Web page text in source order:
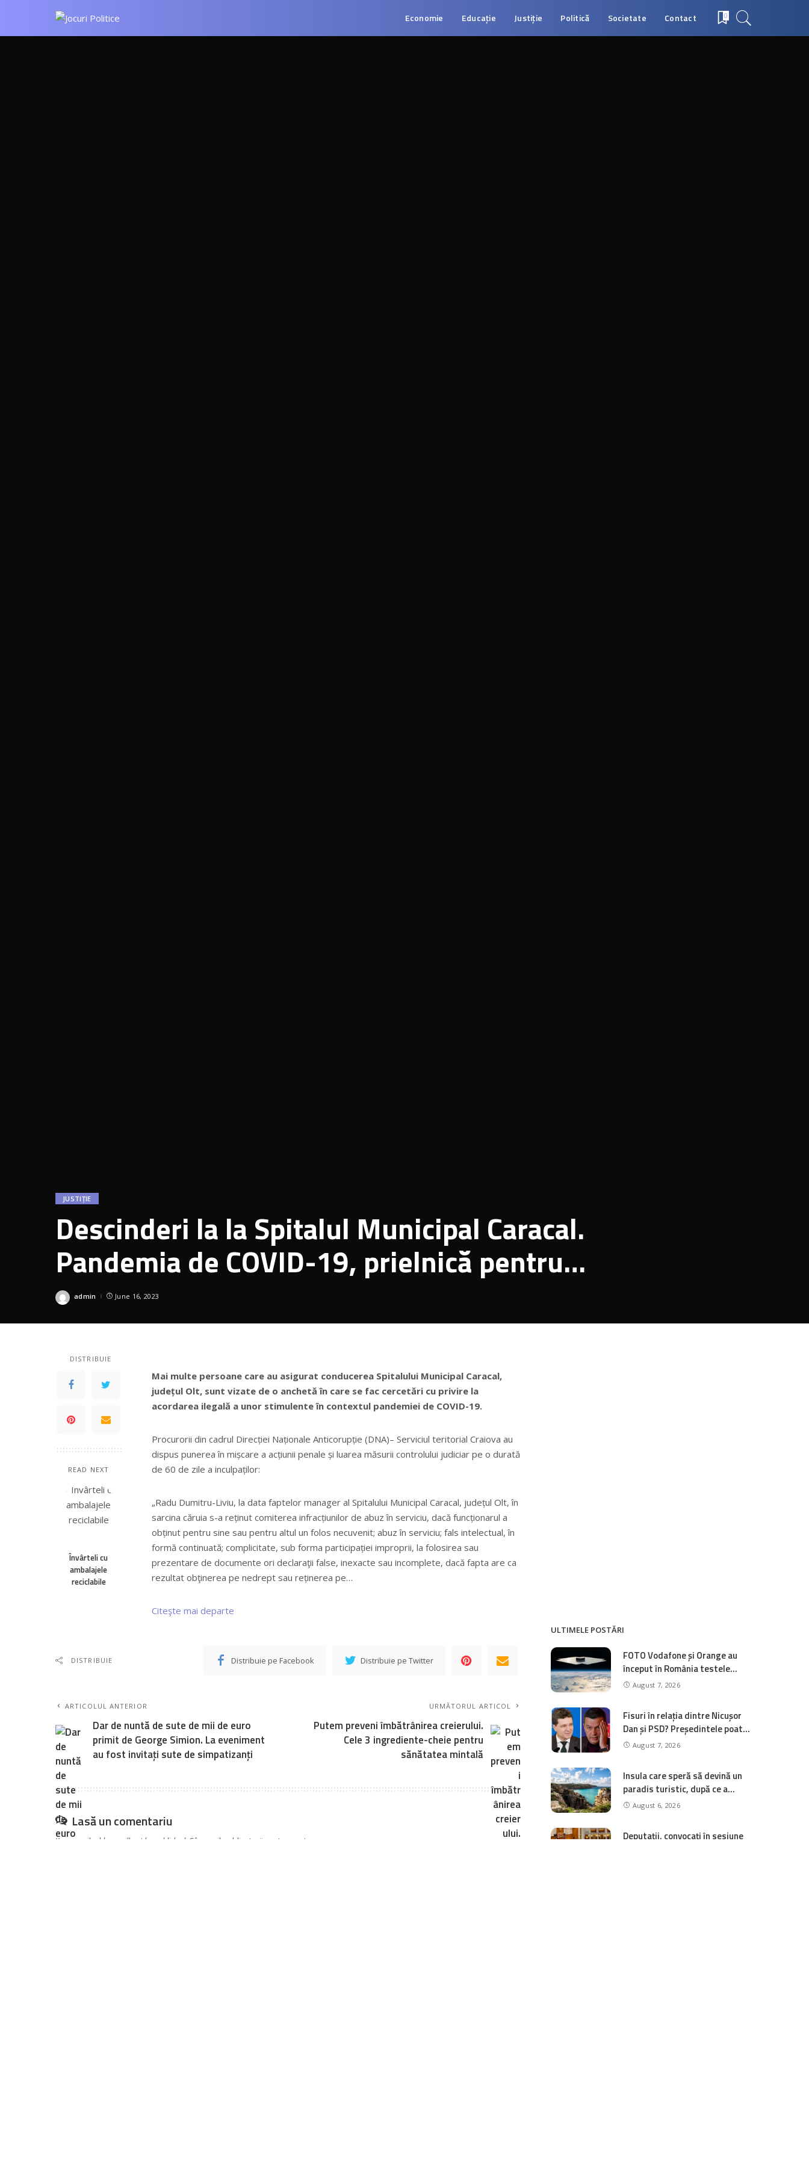
Economie Educație Justiție Politică Societate Contact 0
JUSTIȚIE
Descinderi la la Spitalul Municipal Caracal.
Pandemia de COVID-19, prielnică pentru
acțiuni ilegale
Posted
admin June 16, 2023
DISTRIBUIE
READ NEXT
Învârteli cu
ambalajele
reciclabile
Mai multe persoane care au asigurat conducerea Spitalului Municipal Caracal,
județul Olt, sunt vizate de o anchetă în care se fac cercetări cu privire la
acordarea ilegală a unor stimulente în contextul pandemiei de COVID-19.
Procurorii din cadrul Direcției Naționale Anticorupție (DNA)– Serviciul teritorial Craiova au
dispus punerea în mișcare a acțiunii penale și luarea măsurii controlului judiciar pe o durată
de 60 de zile a inculpaților:
„Radu Dumitru-Liviu, la data faptelor manager al Spitalului Municipal Caracal, județul Olt, în
sarcina căruia s-a reținut comiterea infracțiunilor de abuz în serviciu, dacă funcționarul a
obținut pentru sine sau pentru altul un folos necuvenit; abuz în serviciu; fals intelectual, în
formă continuată; complicitate, sub forma participației improprii, la folosirea sau
prezentare de documente ori declaraţii false, inexacte sau incomplete, dacă fapta are ca
rezultat obţinerea pe nedrept sau reținerea pe…
Citeşte mai departe
DISTRIBUIE Distribuie pe Facebook Distribuie pe Twitter
ARTICOLUL ANTERIOR
Dar de nuntă de sute de mii de euro
primit de George Simion. La eveniment
au fost invitați sute de simpatizanți
URMĂTORUL ARTICOL
Putem preveni îmbătrânirea creierului.
Cele 3 ingrediente-cheie pentru
sănătatea mintală
Lasă un comentariu
Your email address will not be published. Câmpurile obligatorii sunt marcate
ULTIMELE POSTĂRI
FOTO Vodafone și Orange au
început în România testele
pentru conectivitatea prin
August 7, 2026
Fisuri în relația dintre Nicușor
Dan și PSD? Președintele poate
deconta politic eșecul
August 7, 2026
Insula care speră să devină un
paradis turistic, după ce a
apărut ca Itaca în „Odiseea” lui
August 6, 2026
Deputații, convocați în sesiune